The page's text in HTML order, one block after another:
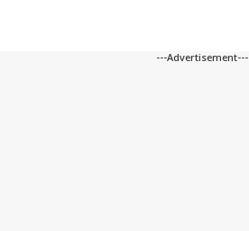
---Advertisement---